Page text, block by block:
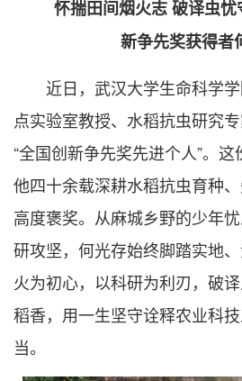
怀揣田间烟火志 破译虫
新争先奖获得者
近日，武汉大学生命科学
点实验室教授、水稻抗虫研究
“全国创新争先奖先进个人”。
他四十余载深耕水稻抗虫育种
高度褒奖。从麻城乡野的少年
研攻坚，何光存始终脚踏实地
火为初心，以科研为利刃，破
稻香，用一生坚守诠释农业科
当。